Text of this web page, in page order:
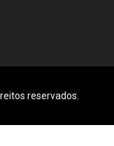
reservados.